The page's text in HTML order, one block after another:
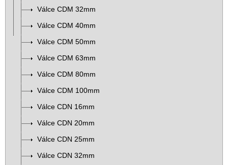
Válce CDM 32mm
Válce CDM 40mm
Válce CDM 50mm
Válce CDM 63mm
Válce CDM 80mm
Válce CDM 100mm
Válce CDN 16mm
Válce CDN 20mm
Válce CDN 25mm
Válce CDN 32mm